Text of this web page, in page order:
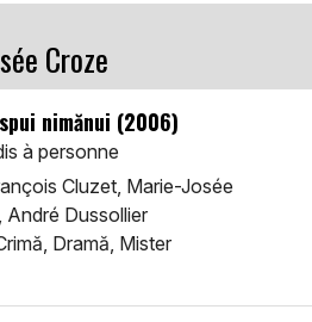
Croze
nimănui (2006)
à personne
Cluzet, Marie-Josée
André Dussollier
Dramă, Mister